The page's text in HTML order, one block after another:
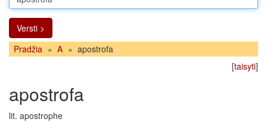
Versti >
Pradžia » A » apostrofa
[taisyti]
apostrofa
lit. apostrophe